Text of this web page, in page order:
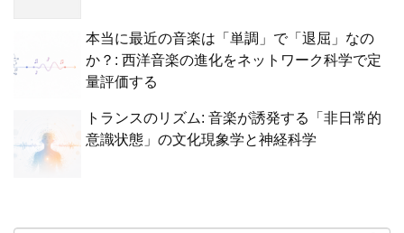
本当に最近の音楽は「単調」で「退屈」なの
か？: 西洋音楽の進化をネットワーク科学で定
量評価する
トランスのリズム: 音楽が誘発する「非日常的
意識状態」の文化現象学と神経科学